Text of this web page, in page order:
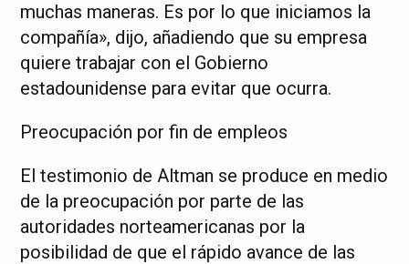
muchas maneras. Es por lo que iniciamos la
compañía», dijo, añadiendo que su empresa
quiere trabajar con el Gobierno
estadounidense para evitar que ocurra.
Preocupación por fin de empleos
El testimonio de Altman se produce en medio
de la preocupación por parte de las
autoridades norteamericanas por la
posibilidad de que el rápido avance de las